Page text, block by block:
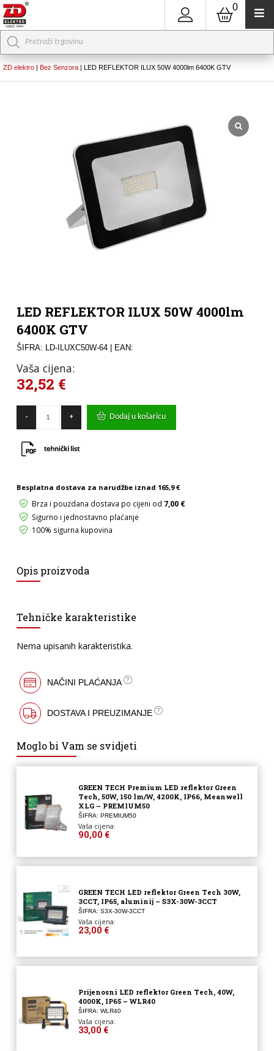
0
Products
search
ZD elektro | Bez Senzora | LED REFLEKTOR ILUX 50W 4000lm 6400K GTV
LED REFLEKTOR ILUX 50W 4000lm
6400K GTV
ŠIFRA: LD-ILUXC50W-64| EAN:
Vaša cijena:
32,52 €
-
REFLEKTOR
ILUX
4000lm
+ Dodaj u košaricu
Besplatna dostava za narudžbe iznad 165,9 €
Brza i pouzdana dostava po cijeni od 7,00 €
Sigurno i jednostavno plaćanje
100% sigurna kupovina
Opis proizvoda
Tehničke karakteristike
Nema upisanih karakteristika.
NAČINI PLAĆANJA
DOSTAVA I PREUZIMANJE
Moglo bi Vam se svidjeti
GREEN TECH Premium LED reflektor Green
Tech, 50W, 150 lm/W, 4200K, IP66, Meanwell
XLG – PREMIUM50
ŠIFRA: PREMIUM50
Vaša cijena:
90,00 €
GREEN TECH LED reflektor Green Tech 30W,
3CCT, IP65, aluminij – S3X-30W-3CCT
ŠIFRA: S3X-30W-3CCT
Vaša cijena:
23,00 €
Prijenosni LED reflektor Green Tech, 40W,
4000K, IP65 – WLR40
ŠIFRA: WLR40
Vaša cijena:
33,00 €